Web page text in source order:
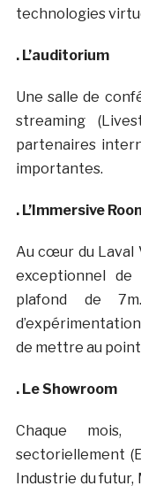
technologies
. L’auditorium
Une salle de
streaming
partenaires
importantes.
. L’Immersive
Au cœur du Laval
exceptionnel de
plafond de
de mettre au
. Le Showroom
Chaque
sectoriellement
Industrie du futur,